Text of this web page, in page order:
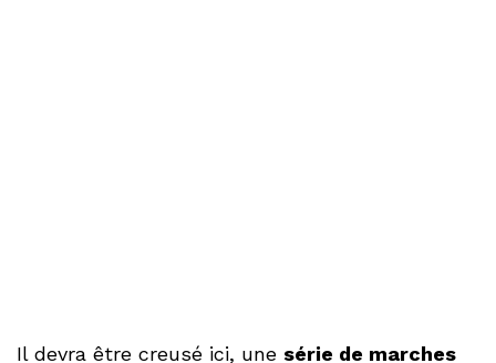
Il devra être creusé ici, une série de marches